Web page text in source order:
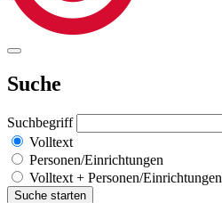
Suche
Suchbegriff
Volltext
Personen/Einrichtungen
Volltext + Personen/Einrichtungen